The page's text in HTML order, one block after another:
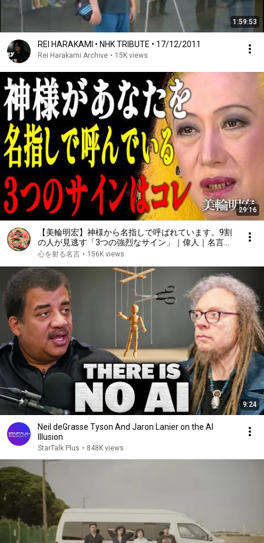
1:59:53
REI HARAKAMI • NHK TRIBUTE • 17/12/2011
Rei Harakami Archive • 15K views
29:16
【美輪明宏】神様から名指しで呼ばれています。9割
の人が見逃す「3つの強烈なサイン」｜偉人｜名言｜
言葉の力｜人生哲学｜
心を射る名言 • 156K views
9:24
Neil deGrasse Tyson And Jaron Lanier on the AI
Illusion
StarTalk Plus • 848K views